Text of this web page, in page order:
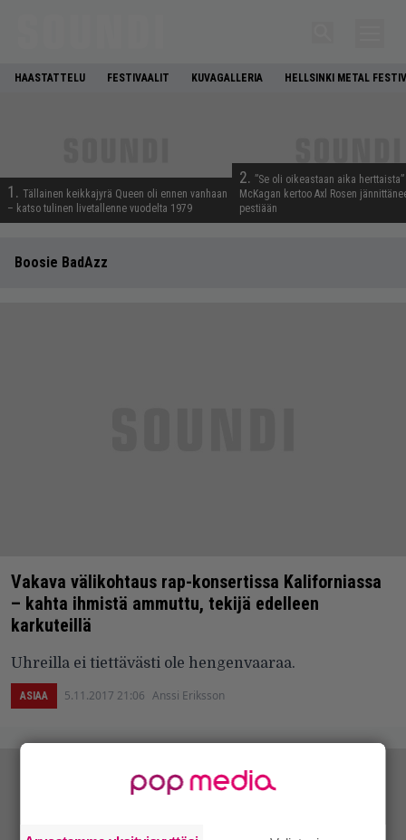
HAASTATTELU FESTIVAALIT KUVAGALLERIA HELLSINKI METAL
1. Tällainen keikkajyrä Queen oli ennen vanhaan
– katso tulinen livetallenne vuodelta 1979
2. ”Se oli oikeastaan aika
McKagan kertoo Axl Rosen
pestiään
Boosie BadAzz
Vakava välikohtaus rap-konsertissa Kaliforniassa
– kahta ihmistä ammuttu, tekijä edelleen
karkuteillä
Uhreilla ei tiettävästi ole hengenvaaraa.
ASIAA 5.11.2017 21:06 Anssi Eriksson